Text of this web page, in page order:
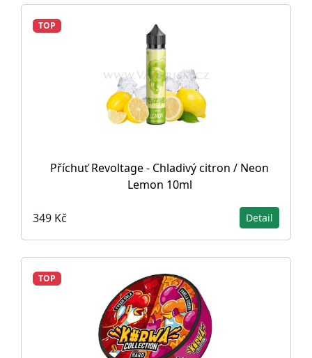
TOP
Příchuť Revoltage - Chladivý citron / Neon
Lemon 10ml
349 Kč Detail
TOP